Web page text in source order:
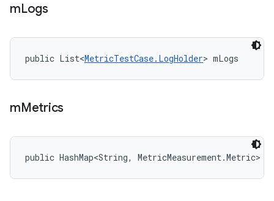
mLogs
public List<MetricTestCase.LogHolder> mLogs
mMetrics
public HashMap<String, MetricMeasurement.Metric>